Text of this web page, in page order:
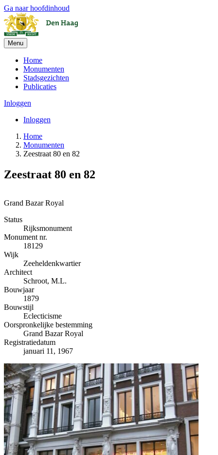
Ga naar hoofdinhoud
Menu
Home
Monumenten
Stadsgezichten
Publicaties
Inloggen
Inloggen
Home
Monumenten
Zeestraat 80 en 82
Zeestraat 80 en 82
+
−
Grand Bazar Royal
Status
Rijksmonument
Monument nr.
18129
Wijk
Zeeheldenkwartier
Architect
Schroot, M.L.
Bouwjaar
1879
Bouwstijl
Eclecticisme
Oorspronkelijke bestemming
Grand Bazar Royal
Registratiedatum
januari 11, 1967